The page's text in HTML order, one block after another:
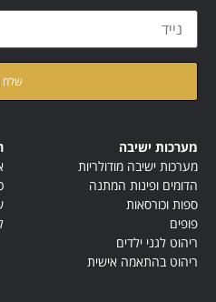
מערכות ישיבה
מערכות ישיבה מודולריות
הדומים ופינות המתנה
ספות וכורסאות
פופים
ריהוט לגני ילדים
ריהוט בהתאמה אישית